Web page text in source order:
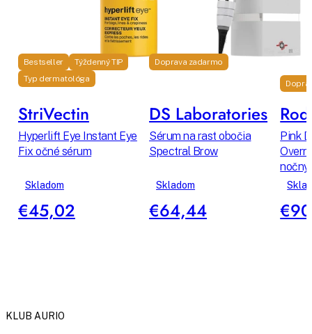
Bestseller
Týždenný TIP
Typ dermatológa
StriVectin
Hyperlift Eye Instant Eye
Fix očné sérum
Skladom
€45,02
Doprava zadarmo
DS Laboratories
Sérum na rast obočia
Spectral Brow
Skladom
€64,44
Pink
nočný
KLUB AURIO